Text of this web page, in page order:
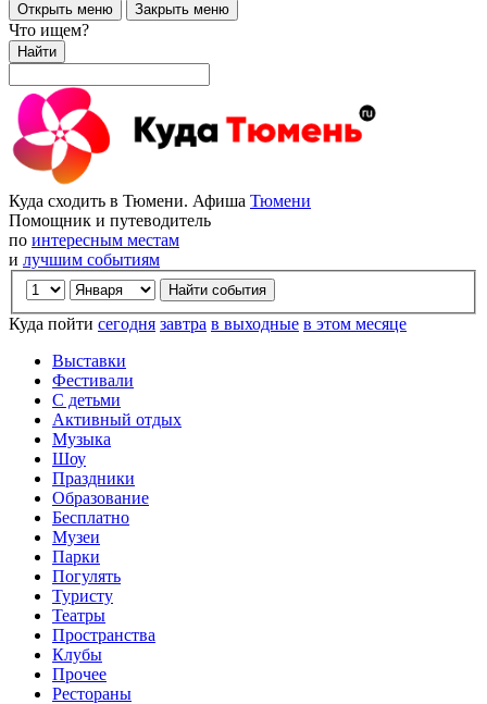
Открыть меню Закрыть меню
Что ищем?
Найти
Куда сходить в Тюмени. Афиша Тюмени
Помощник и путеводитель
по интересным местам
и лучшим событиям
Куда пойти сегодня завтра в выходные в этом месяце
Выставки
Фестивали
С детьми
Активный отдых
Музыка
Шоу
Праздники
Образование
Бесплатно
Музеи
Парки
Погулять
Туристу
Театры
Пространства
Клубы
Прочее
Рестораны